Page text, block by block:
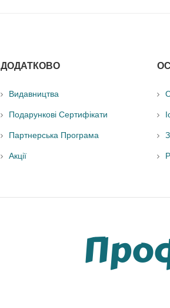
ДОДАТКОВО
Видавництва
Подарункові Сертифікати
Партнерська Програма
Акції